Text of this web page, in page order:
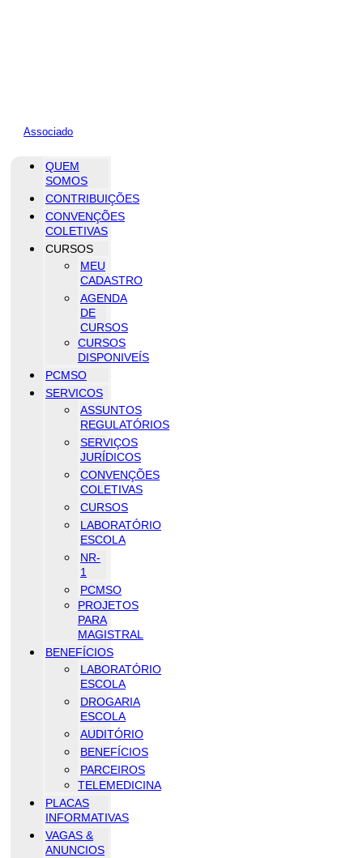
Associado
QUEM
SOMOS
CONTRIBUIÇÕES
CONVENÇÕES
COLETIVAS
CURSOS
MEU
CADASTRO
AGENDA
DE
CURSOS
CURSOS
DISPONIVEÍS
PCMSO
SERVICOS
ASSUNTOS
REGULATÓRIOS
SERVIÇOS
JURÍDICOS
CONVENÇÕES
COLETIVAS
CURSOS
LABORATÓRIO
ESCOLA
NR-
1
PCMSO
PROJETOS
PARA
MAGISTRAL
BENEFÍCIOS
LABORATÓRIO
ESCOLA
DROGARIA
ESCOLA
AUDITÓRIO
BENEFÍCIOS
PARCEIROS
TELEMEDICINA
PLACAS
INFORMATIVAS
VAGAS &
ANUNCIOS